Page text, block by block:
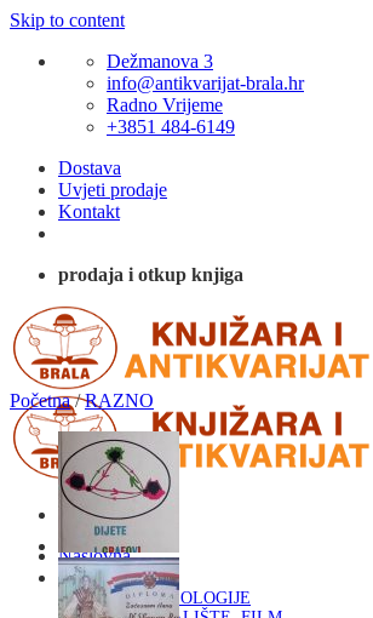
Skip to content
Dežmanova 3
info@antikvarijat-brala.hr
Radno Vrijeme
+3851 484-6149
Dostava
Uvjeti prodaje
Kontakt
prodaja i otkup knjiga
Naslovna
KNJIGE
OD ARHEOLOGIJE
Početna / RAZNO